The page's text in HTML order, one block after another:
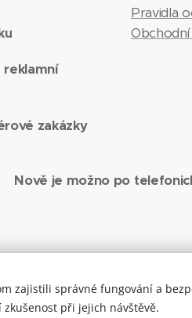
reklamní
zakázky
Pravidla
Nově je možno po
zajistili správné fungování a
při jejich návštěvě.